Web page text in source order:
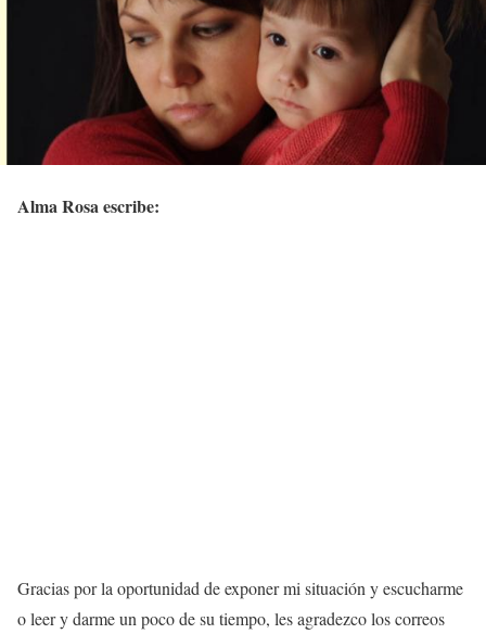
Alma Rosa escribe:
Gracias por la oportunidad de exponer mi situación y escucharme
o leer y darme un poco de su tiempo, les agradezco los correos